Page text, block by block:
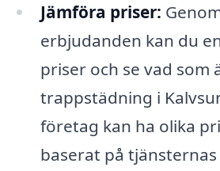
Jämföra priser:
erbjudanden kan du
priser och se vad som
trappstädning i
företag kan ha olika
baserat på